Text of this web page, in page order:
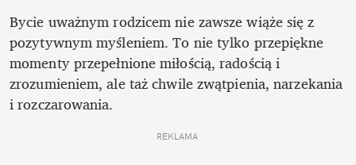
Bycie uważnym rodzicem nie zawsze wiąże się z
pozytywnym myśleniem. To nie tylko przepiękne
momenty przepełnione miłością, radością i
zrozumieniem, ale taż chwile zwątpienia, narzekania
i rozczarowania.
REKLAMA